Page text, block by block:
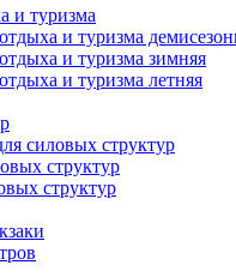
и туризма
и туризма
и туризма зимняя
и туризма летняя
силовых структур
структур
структур